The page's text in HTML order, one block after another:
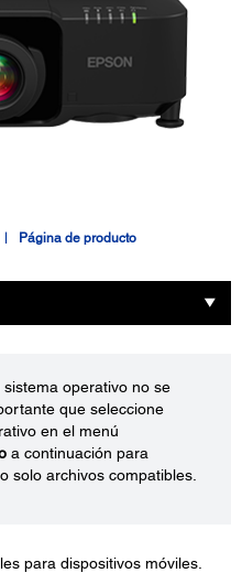
Página de producto
sistema operativo no se
que seleccione
en el menú
a continuación para
solo archivos compatibles.
para dispositivos móviles.